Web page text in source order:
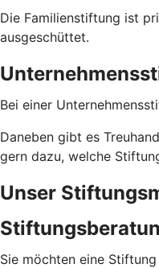
Die Familienstiftung ist
ausgeschüttet.
Bei einer
Daneben gibt es
gern dazu, welche
Unser
Sie möchten eine